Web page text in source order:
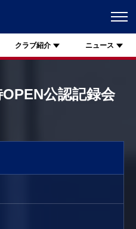
クラブ紹介 ニュース
公認記録会